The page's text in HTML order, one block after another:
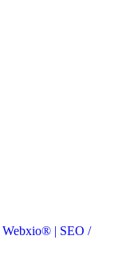
Webxio® | SEO /